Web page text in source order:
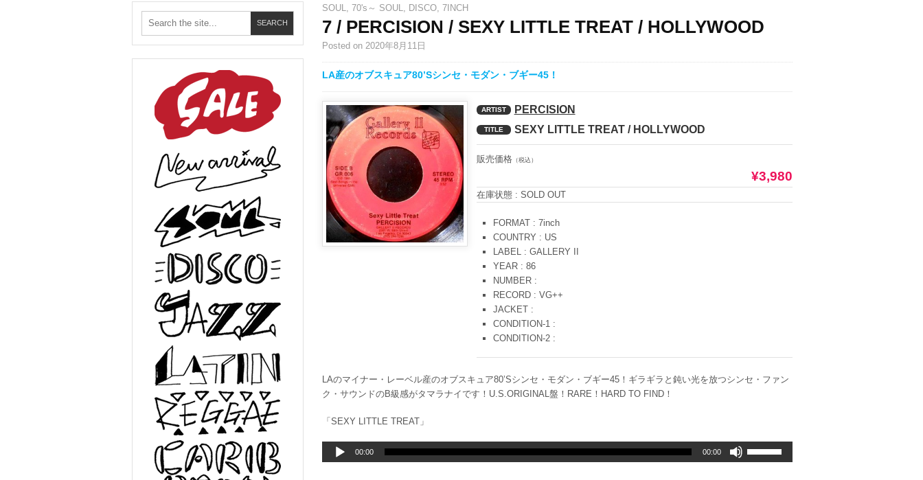
SOUL, 70's～ SOUL, DISCO, 7INCH
7 / PERCISION / SEXY LITTLE TREAT / HOLLYWOOD
Posted on 2020年8月11日
LA産のオブスキュア80’Sシンセ・モダン・ブギー45！
ARTIST PERCISION
TITLE SEXY LITTLE TREAT / HOLLYWOOD
販売価格（税込）
¥3,980
在庫状態 : SOLD OUT
FORMAT : 7inch
COUNTRY : US
LABEL : GALLERY II
YEAR : 86
NUMBER :
RECORD : VG++
JACKET :
CONDITION-1 :
CONDITION-2 :
LAのマイナー・レーベル産のオブスキュア80’Sシンセ・モダン・ブギー45！ギラギラと鈍い光を放つシンセ・ファン
ク・サウンドのB級感がタマラナイです！U.S.ORIGINAL盤！RARE！HARD TO FIND！
「SEXY LITTLE TREAT」
声
00:00 00:00
ボ
リ